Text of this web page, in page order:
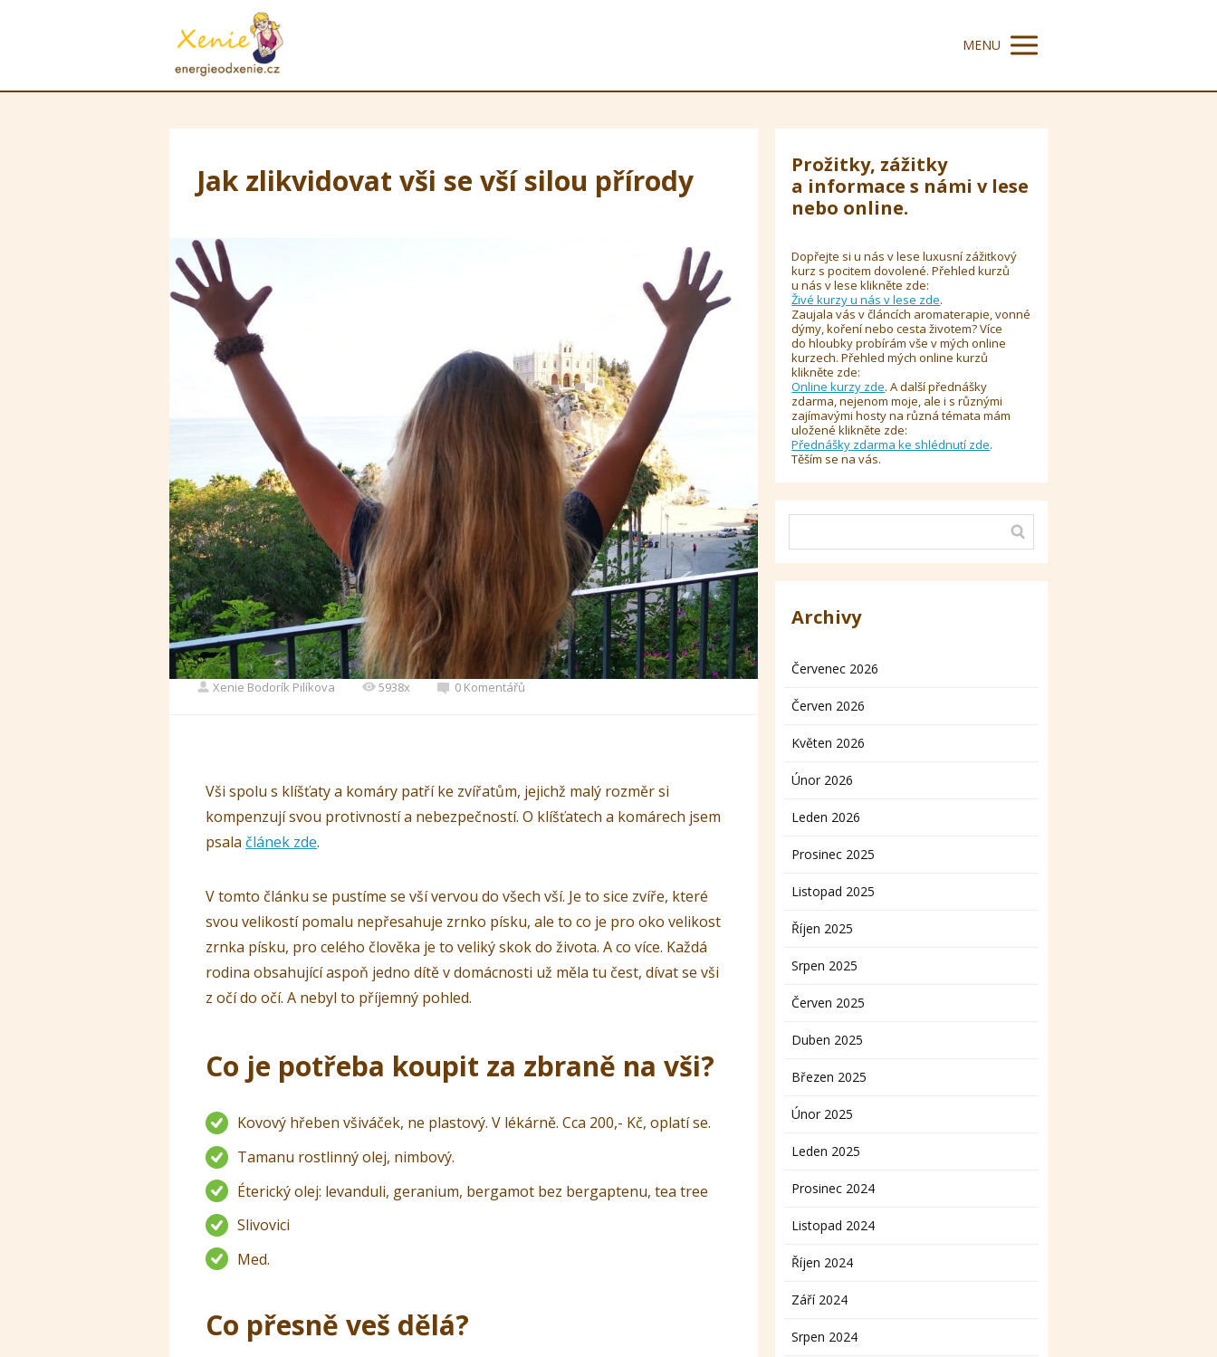
MENU
Jak zlikvidovat vši se vší silou přírody
Xenie Bodorík Pilíkova 5938x 0 Komentářů
Vši spolu s klíšťaty a komáry patří ke zvířatům, jejichž malý rozměr si
kompenzují svou protivností a nebezpečností. O klíšťatech a komárech jsem
psala článek zde.
V tomto článku se pustíme se vší vervou do všech vší. Je to sice zvíře, které
svou velikostí pomalu nepřesahuje zrnko písku, ale to co je pro oko velikost
zrnka písku, pro celého člověka je to veliký skok do života. A co více. Každá
rodina obsahující aspoň jedno dítě v domácnosti už měla tu čest, dívat se vši
z očí do očí. A nebyl to příjemný pohled.
Co je potřeba koupit za zbraně na vši?
Kovový hřeben všiváček, ne plastový. V lékárně. Cca 200,- Kč, oplatí se.
Tamanu rostlinný olej, nimbový.
Éterický olej: levanduli, geranium, bergamot bez bergaptenu, tea tree
Slivovici
Med.
Co přesně veš dělá?
Prožitky, zážitky
a informace s námi v lese
nebo online.
Dopřejte si u nás v lese luxusní zážitkový
kurz s pocitem dovolené. Přehled kurzů
u nás v lese klikněte zde:
Živé kurzy u nás v lese zde.
Zaujala vás v článcích aromaterapie, vonné
dýmy, koření nebo cesta životem? Více
do hloubky probírám vše v mých online
kurzech. Přehled mých online kurzů
klikněte zde:
Online kurzy zde. A další přednášky
zdarma, nejenom moje, ale i s různými
zajímavými hosty na různá témata mám
uložené klikněte zde:
Přednášky zdarma ke shlédnutí zde.
Těším se na vás.
Archivy
Červenec 2026
Červen 2026
Květen 2026
Únor 2026
Leden 2026
Prosinec 2025
Listopad 2025
Říjen 2025
Srpen 2025
Červen 2025
Duben 2025
Březen 2025
Únor 2025
Leden 2025
Prosinec 2024
Listopad 2024
Říjen 2024
Září 2024
Srpen 2024